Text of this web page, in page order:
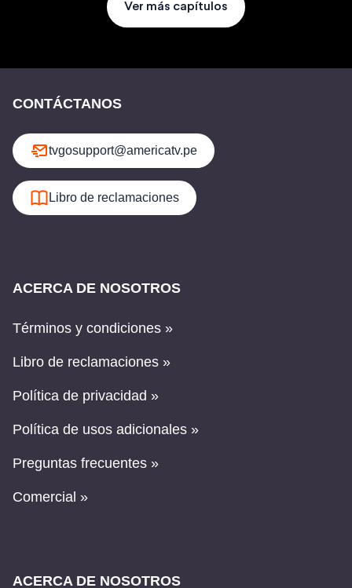
Ver más capítulos
CONTÁCTANOS
tvgosupport@americatv.pe
Libro de reclamaciones
ACERCA DE NOSOTROS
Términos y condiciones »
Libro de reclamaciones »
Política de privacidad »
Política de usos adicionales »
Preguntas frecuentes »
Comercial »
ACERCA DE NOSOTROS